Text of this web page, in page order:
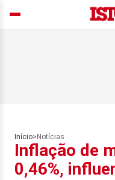
Início> Notícias
Inflação de
0,46%,